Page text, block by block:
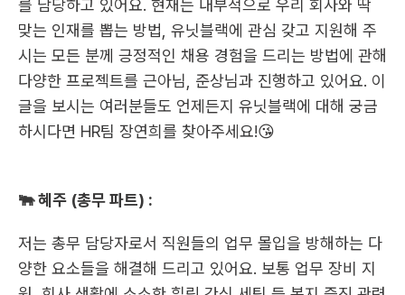
를 담당하고 있어요. 현재는 내부적으로 우리 회사와 딱
맞는 인재를 뽑는 방법, 유닛블랙에 관심 갖고 지원해 주
시는 모든 분께 긍정적인 채용 경험을 드리는 방법에 관해
다양한 프로젝트를 근아님, 준상님과 진행하고 있어요. 이
글을 보시는 여러분들도 언제든지 유닛블랙에 대해 궁금
하시다면 HR팀 장연희를 찾아주세요!😘
🐃 혜주 (총무 파트) :
저는 총무 담당자로서 직원들의 업무 몰입을 방해하는 다
양한 요소들을 해결해 드리고 있어요. 보통 업무 장비 지